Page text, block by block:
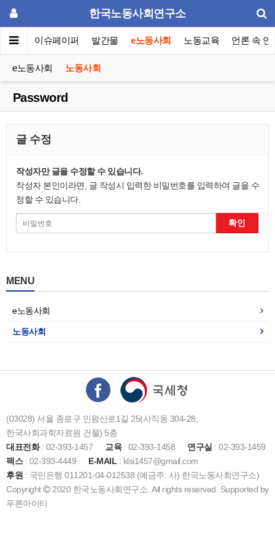
한국노동사회연구소
포럼 이슈페이퍼 발간물 e노동사회 노동교육 언론 속 연
e노동사회 노동사회
Password
글 수정
작성자만 글을 수정할 수 있습니다.
작성자 본인이라면, 글 작성시 입력한 비밀번호를 입력하여 글을 수
정할 수 있습니다.
확인
MENU
e노동사회
노동사회
(03028) 서울 종로구 인왕산로1길 25(사직동 304-28,
한국사회과학자료원 건물) 5층
대표전화: 02-393-1457 교육: 02-393-1458 연구실 : 02-393-1459
팩스: 02-393-4449 E-MAIL : klsi1457@gmail.com
후원 : 국민은행 011201-04-012538 (예금주: 사) 한국노동사회연구소)
Copyright
2020 한국노동사회연구소. All rights reserved. Supported by
푸른아이티